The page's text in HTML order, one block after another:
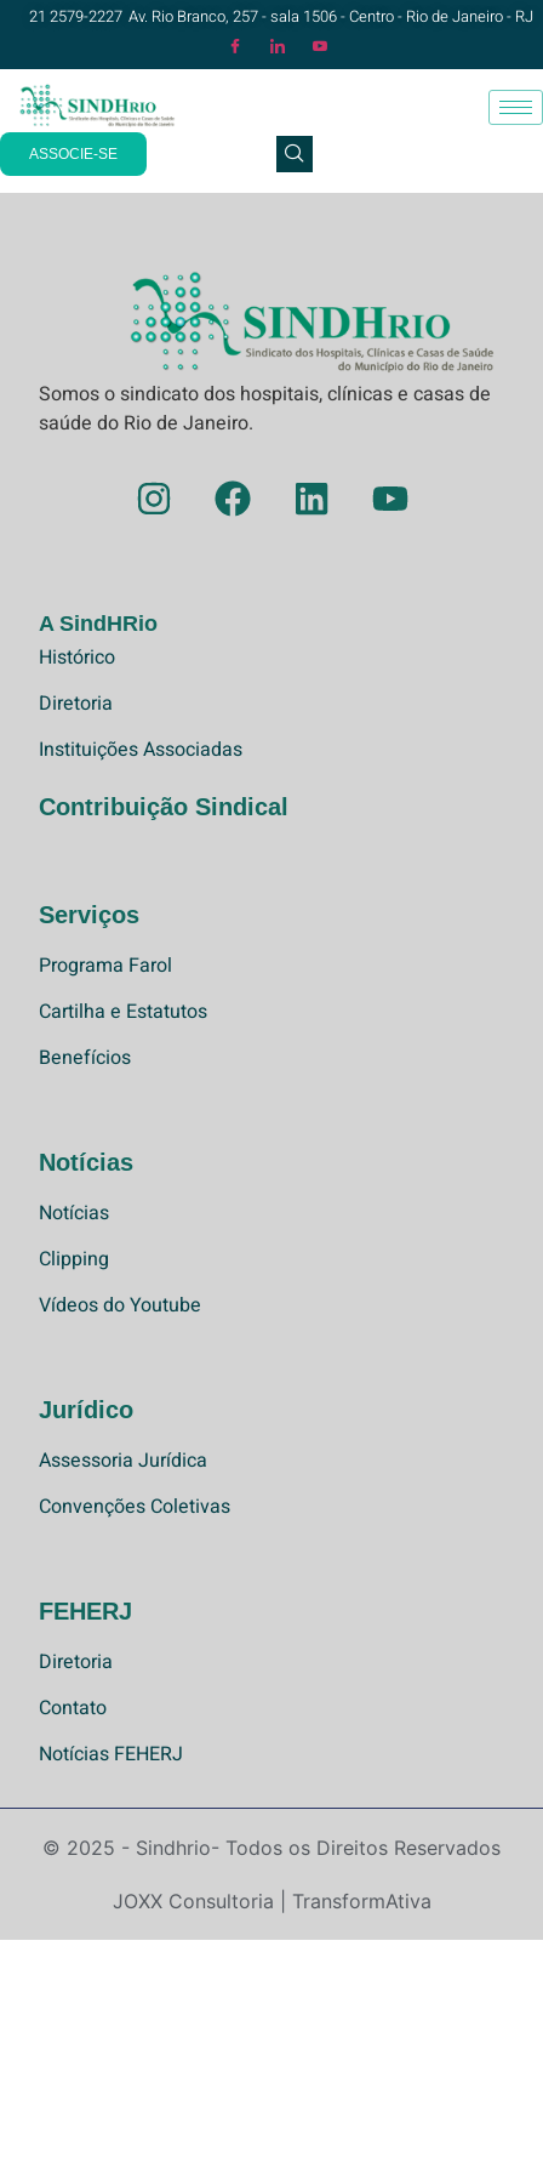
21 2579-2227 Av. Rio Branco, 257 - sala 1506 - Centro - Rio de Janeiro - RJ
ASSOCIE-SE
Somos o sindicato dos hospitais, clínicas e casas de
saúde do Rio de Janeiro.
A SindHRio
Histórico
Diretoria
Instituições Associadas
Contribuição Sindical
Serviços
Programa Farol
Cartilha e Estatutos
Benefícios
Notícias
Notícias
Clipping
Vídeos do Youtube
Jurídico
Assessoria Jurídica
Convenções Coletivas
FEHERJ
Diretoria
Contato
Notícias FEHERJ
© 2025 - Sindhrio- Todos os Direitos Reservados
JOXX Consultoria | TransformAtiva